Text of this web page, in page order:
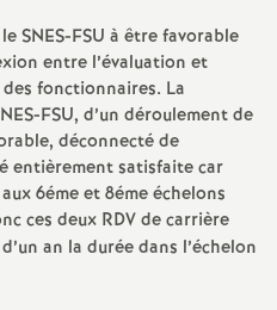
n
a
l
d
SNES-FSU à être favorable
entre l’évaluation et
fonctionnaires. La
FSU, d’un déroulement de
déconnecté de
entièrement satisfaite car
6éme et 8éme échelons
ces deux RDV de carrière
an la durée dans l’échelon